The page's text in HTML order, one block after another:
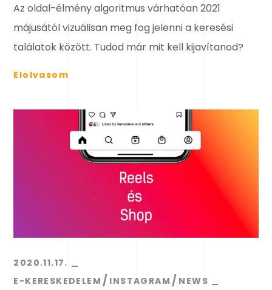
Az oldal-élmény algoritmus várhatóan 2021
májusától vizuálisan meg fog jelenni a keresési
találatok között. Tudod már mit kell kijavítanod?
Elolvasom
2020.11.17.
E-KERESKEDELEM
INSTAGRAM
NEWS